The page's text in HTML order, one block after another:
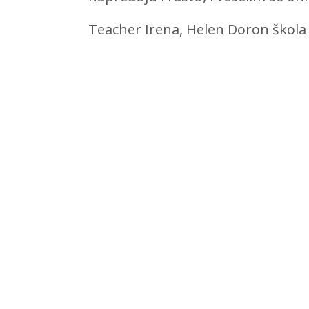
Teacher Irena, Helen Doron